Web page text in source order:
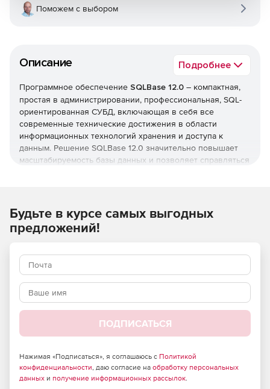
Описание Подробнее
Программное обеспечение SQLBase 12.0 – компактная,
простая в администрировании, профессиональная, SQL-
ориентированная СУБД, включающая в себя все
современные технические достижения в области
информационных технологий хранения и доступа к
данным. Решение SQLBase 12.0 значительно повышает
масштабируемость базы данных и позволяет справляться
содержит мощный графический инструмент
администрирования и анализа SQLBase Command Center.
SQLBase оптимально подходит для разработчиков
настольных приложений. В стадии разработки SQLBase
является простой в использовании и управлении базой
данных для построения исходной структуры БД
приложения. Кроме того, SQLBase предлагает гибкие
количества пользователей.
Поддержка Windows 10 и RedHat Linux 6, 7.
Поможем с выбором
Будьте в курсе самых выгодных
предложений!
ПОДПИСАТЬСЯ
Нажимая «Подписаться», я соглашаюсь с Политикой
конфиденциальности, даю согласие на обработку персональных
данных и получение информационных рассылок.